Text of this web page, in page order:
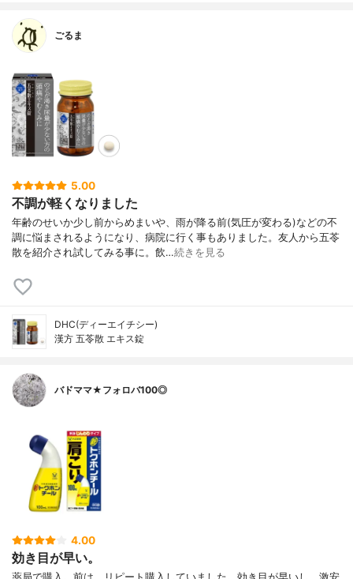
ごるま
5.00
不調が軽くなりました
年齢のせいか少し前からめまいや、雨が降る前(気圧が変わる)などの不
調に悩まされるようになり、病院に行く事もありました。友人から五苓
散を紹介され試してみる事に。飲…続きを見る
DHC(ディーエイチシー)
漢方 五苓散 エキス錠
バドママ★フォロバ100◎
4.00
効き目が早い。